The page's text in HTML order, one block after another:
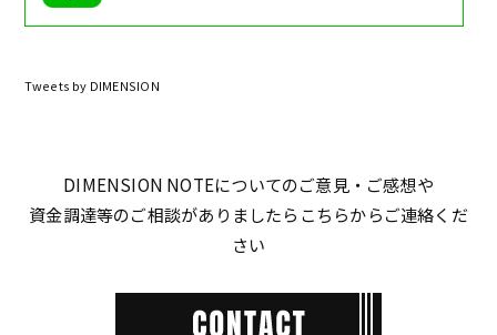
Tweets by DIMENSION
DIMENSION NOTEについてのご意見・ご感想や
資金調達等のご相談がありましたらこちらからご連絡くだ
さい